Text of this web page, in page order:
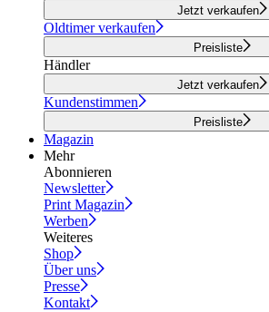
Jetzt verkaufen
Oldtimer verkaufen
Preisliste
Händler
Jetzt verkaufen
Kundenstimmen
Preisliste
Magazin
Mehr
Abonnieren
Newsletter
Print Magazin
Werben
Weiteres
Shop
Über uns
Presse
Kontakt